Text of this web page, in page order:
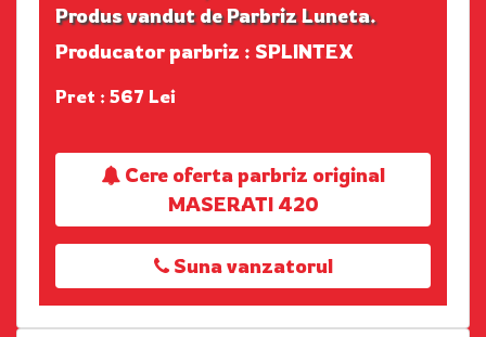
Produs vandut de Parbriz Luneta.
Producator parbriz : SPLINTEX
Pret : 567 Lei
Cere oferta parbriz original
MASERATI 420
Suna vanzatorul